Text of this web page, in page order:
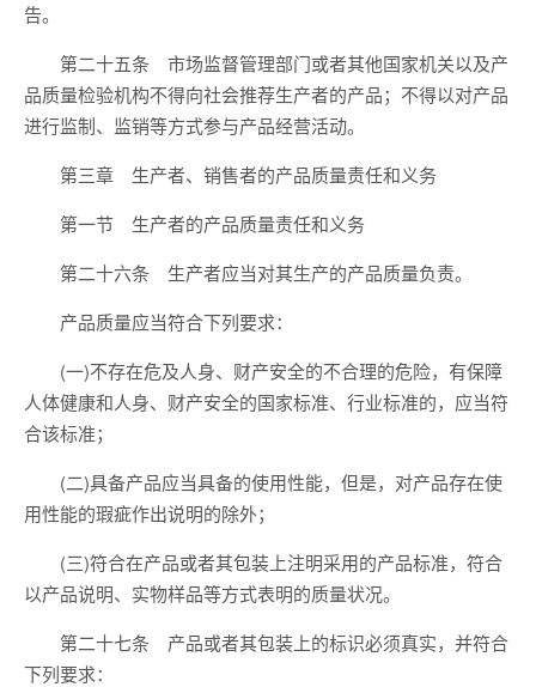
告。
第二十五条 市场监督管理部门或者其他国家机关以及产
品质量检验机构不得向社会推荐生产者的产品；不得以对产品
进行监制、监销等方式参与产品经营活动。
第三章 生产者、销售者的产品质量责任和义务
第一节 生产者的产品质量责任和义务
第二十六条 生产者应当对其生产的产品质量负责。
产品质量应当符合下列要求：
(一)不存在危及人身、财产安全的不合理的危险，有保障
人体健康和人身、财产安全的国家标准、行业标准的，应当符
合该标准；
(二)具备产品应当具备的使用性能，但是，对产品存在使
用性能的瑕疵作出说明的除外；
(三)符合在产品或者其包装上注明采用的产品标准，符合
以产品说明、实物样品等方式表明的质量状况。
第二十七条 产品或者其包装上的标识必须真实，并符合
下列要求：